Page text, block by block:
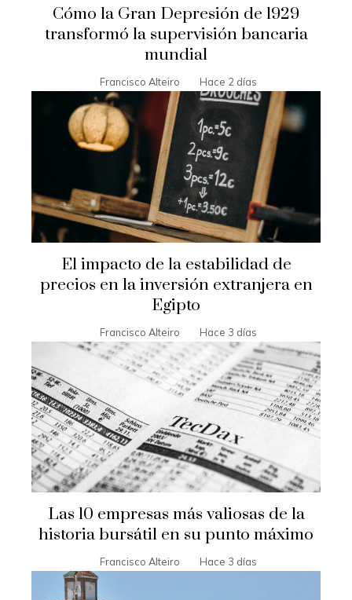
Cómo la Gran Depresión de 1929
transformó la supervisión bancaria
mundial
Francisco Alteiro Hace 2 días
El impacto de la estabilidad de
precios en la inversión extranjera en
Egipto
Francisco Alteiro Hace 3 días
Las 10 empresas más valiosas de la
historia bursátil en su punto máximo
Francisco Alteiro Hace 3 días